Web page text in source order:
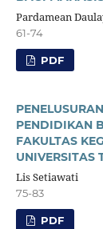
Pardamean
61-74
PDF
PENDIDIKAN
FAKULTAS
UNIVERSITAS
Lis Setiawati
75-83
PDF